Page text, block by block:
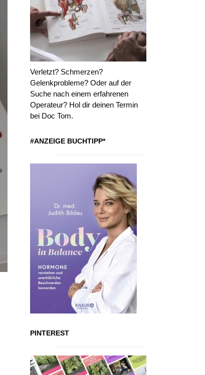
Verletzt? Schmerzen?
Gelenkprobleme? Oder auf der
Suche nach einem erfahrenen
Operateur? Hol dir deinen Termin
bei Doc Tom.
#ANZEIGE BUCHTIPP*
PINTEREST